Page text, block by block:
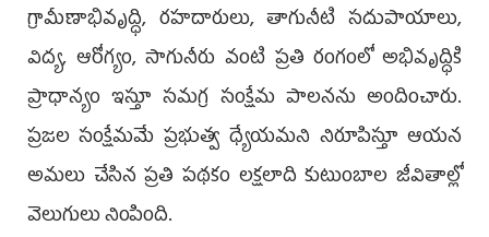
గ్రామీణాభివృద్ధి, రహదారులు, తాగునీటి సదుపాయాలు,
విద్య, ఆరోగ్యం, సాగునీరు వంటి ప్రతి రంగంలో అభివృద్ధికి
ప్రాధాన్యం ఇస్తూ సమగ్ర సంక్షేమ పాలనను అందించారు.
ప్రజల సంక్షేమమే ప్రభుత్వ ధ్యేయమని నిరూపిస్తూ ఆయన
అమలు చేసిన ప్రతి పథకం లక్షలాది కుటుంబాల జీవితాల్లో
వెలుగులు నింపింది.